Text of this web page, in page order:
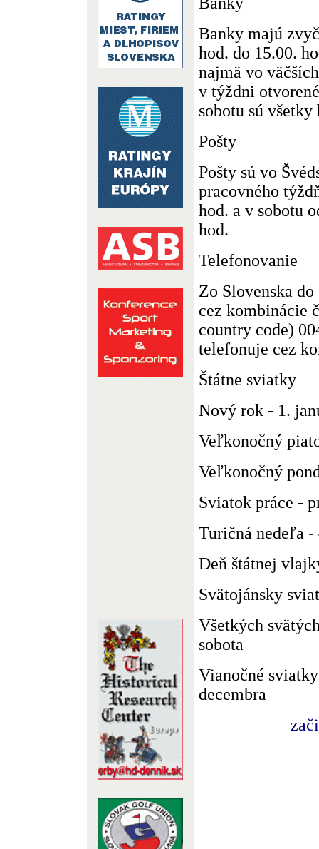
Banky majú
hod. do 15.00.
najmä vo
v týždni
sobotu sú
Pošty
Pošty sú vo
pracovného
hod. a v sobotu
hod.
Telefonovanie
Zo Slovenska
cez kombinácie
country code)
telefonuje cez
Štátne sviatky
Nový rok - 1.
Veľkonočný
Veľkonočný
Sviatok práce -
Turičná nedeľa -
Deň štátnej
Svätojánsky
Všetkých
sobota
Vianočné
decembra